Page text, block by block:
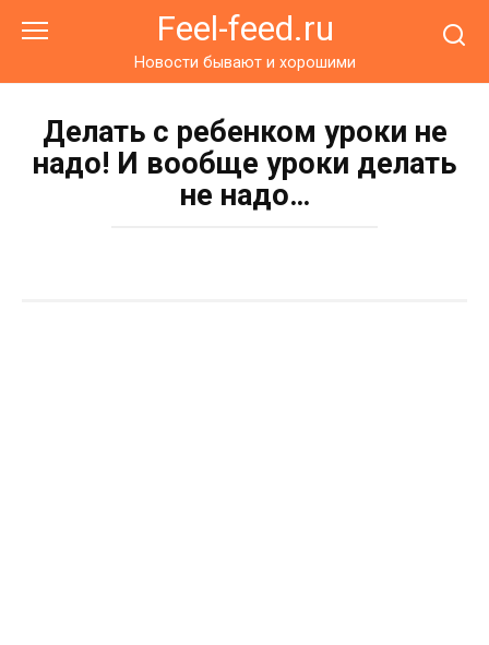
Feel-feed.ru
Новости бывают и хорошими
Делать с ребенком уроки не
надо! И вообще уроки делать
не надо…